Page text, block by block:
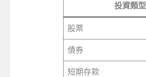
投資類型
股票
債券
短期存款